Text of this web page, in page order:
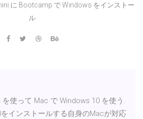
に Bootcamp で Windows をインストー
ル
使って Mac で Windows 10 を使う.
インストールする自身のMacが対応